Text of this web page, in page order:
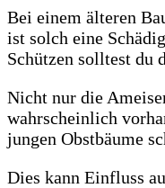
Bei einem älteren
ist solch eine
Schützen solltest du
Nicht nur die
wahrscheinlich
jungen Obstbäume
Dies kann Einfluss